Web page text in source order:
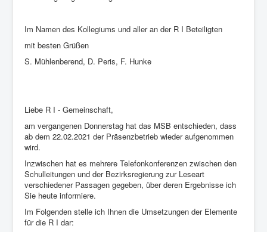
Im Namen des Kollegiums und aller an der R I Beteiligten
mit besten Grüßen
S. Mühlenberend, D. Peris, F. Hunke
Liebe R I - Gemeinschaft,
am vergangenen Donnerstag hat das MSB entschieden, dass
ab dem 22.02.2021 der Präsenzbetrieb wieder aufgenommen
wird.
Inzwischen hat es mehrere Telefonkonferenzen zwischen den
Schulleitungen und der Bezirksregierung zur Leseart
verschiedener Passagen gegeben, über deren Ergebnisse ich
Sie heute informiere.
Im Folgenden stelle ich Ihnen die Umsetzungen der Elemente
für die R I dar: